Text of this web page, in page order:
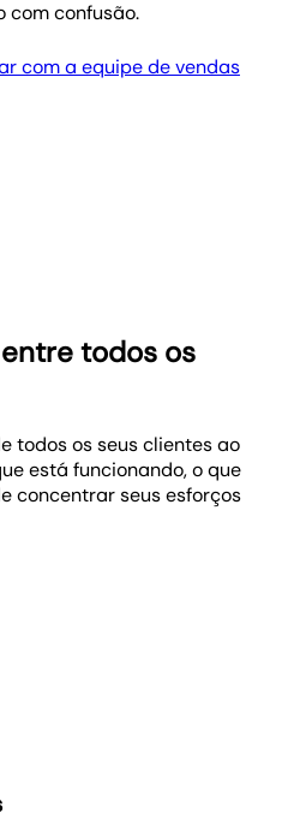
com confusão.
com a equipe de vendas
todos os
todos os seus clientes ao
está funcionando, o que
concentrar seus esforços